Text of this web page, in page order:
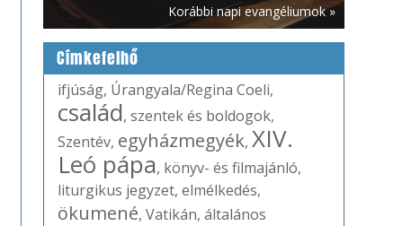
Korábbi napi evangéliumok »
Címkefelhő
ifjúság, Úrangyala/Regina Coeli,
család, szentek és boldogok,
Szentév, egyházmegyék, XIV.
Leó pápa, könyv- és filmajánló,
liturgikus jegyzet, elmélkedés,
ökumené, Vatikán, általános